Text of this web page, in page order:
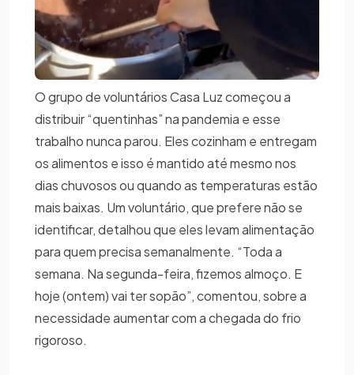
O grupo de voluntários Casa Luz começou a
distribuir “quentinhas” na pandemia e esse
trabalho nunca parou. Eles cozinham e entregam
os alimentos e isso é mantido até mesmo nos
dias chuvosos ou quando as temperaturas estão
mais baixas. Um voluntário, que prefere não se
identificar, detalhou que eles levam alimentação
para quem precisa semanalmente. “Toda a
semana. Na segunda-feira, fizemos almoço. E
hoje (ontem) vai ter sopão”, comentou, sobre a
necessidade aumentar com a chegada do frio
rigoroso.